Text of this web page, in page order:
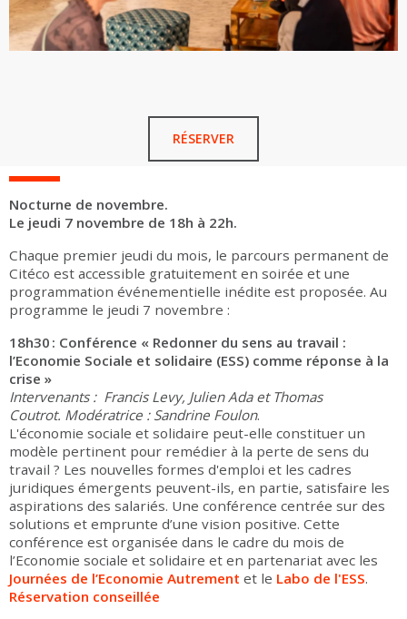
RÉSERVER
Nocturne de novembre.
Le jeudi 7 novembre de 18h à 22h.
Chaque premier jeudi du mois, le parcours permanent de
Citéco est accessible gratuitement en soirée et une
programmation événementielle inédite est proposée. Au
programme le jeudi 7 novembre :
18h30 : Conférence « Redonner du sens au travail :
l’Economie Sociale et solidaire (ESS) comme réponse à la
crise »
Intervenants : Francis Levy, Julien Ada et Thomas
Coutrot. Modératrice : Sandrine Foulon.
L'économie sociale et solidaire peut-elle constituer un
modèle pertinent pour remédier à la perte de sens du
travail ? Les nouvelles formes d'emploi et les cadres
juridiques émergents peuvent-ils, en partie, satisfaire les
aspirations des salariés. Une conférence centrée sur des
solutions et emprunte d’une vision positive. Cette
conférence est organisée dans le cadre du mois de
l’Economie sociale et solidaire et en partenariat avec les
Journées de l’Economie Autrement et le Labo de l'ESS.
Réservation conseillée